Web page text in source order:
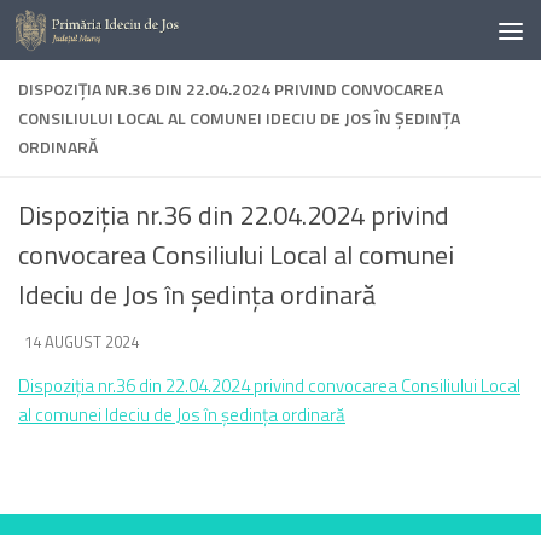
Skip to content
DISPOZIȚIA NR.36 DIN 22.04.2024 PRIVIND CONVOCAREA
CONSILIULUI LOCAL AL COMUNEI IDECIU DE JOS ÎN ȘEDINȚA
ORDINARĂ
Dispoziția nr.36 din 22.04.2024 privind
convocarea Consiliului Local al comunei
Ideciu de Jos în ședința ordinară
DE·
14 AUGUST 2024
Dispoziția nr.36 din 22.04.2024 privind convocarea Consiliului Local
al comunei Ideciu de Jos în ședința ordinară